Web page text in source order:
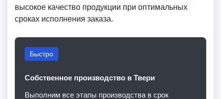
высокое качество продукции при оптимальных
сроках исполнения заказа.
Быстро
Собственное производство в Твери
Выполним все этапы производства в срок